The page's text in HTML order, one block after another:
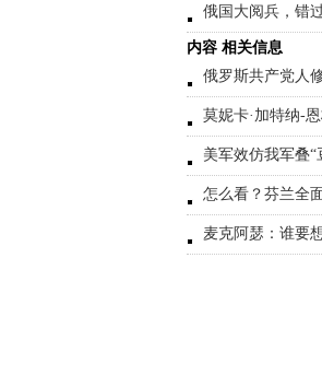
俄国大阅兵，错
内容 相关信息
俄罗斯共产党人
莫妮卡·加特纳-
美军效仿我军叠
怎么看？芬兰全
麦克阿瑟：谁要